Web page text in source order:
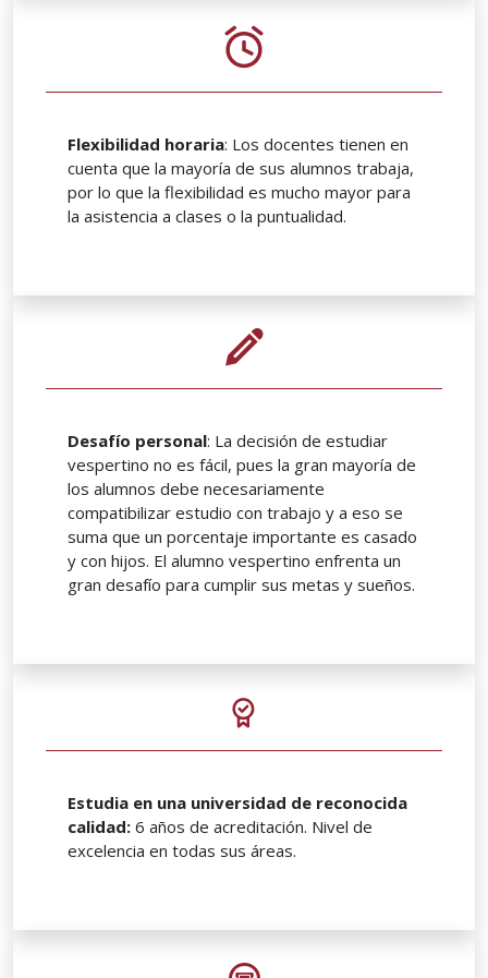
Flexibilidad horaria: Los docentes tienen en
cuenta que la mayoría de sus alumnos trabaja,
por lo que la flexibilidad es mucho mayor para
la asistencia a clases o la puntualidad.
Desafío personal: La decisión de estudiar
vespertino no es fácil, pues la gran mayoría de
los alumnos debe necesariamente
compatibilizar estudio con trabajo y a eso se
suma que un porcentaje importante es casado
y con hijos. El alumno vespertino enfrenta un
gran desafío para cumplir sus metas y sueños.
Estudia en una universidad de reconocida
calidad: 6 años de acreditación. Nivel de
excelencia en todas sus áreas.